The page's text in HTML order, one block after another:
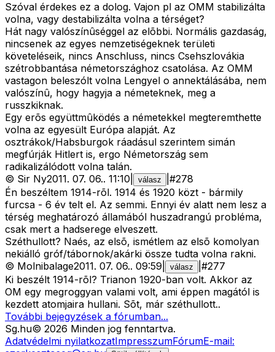
Szóval érdekes ez a dolog. Vajon pl az OMM stabilizálta
volna, vagy destabilizálta volna a térséget?
Hát nagy valószínûséggel az elõbbi. Normális gazdaság,
nincsenek az egyes nemzetiségeknek területi
követeléseik, nincs Anschluss, nincs Csehszlovákia
szétrobbantása németországhoz csatolása. Az OMM
vastagon beleszólt volna Lengyel o annektálásába, nem
valószínû, hogy hagyja a németeknek, meg a
russzkiknak.
Egy erõs együttmûködés a németekkel megteremthette
volna az egyesült Európa alapját. Az
osztrákok/Habsburgok ráadásul szerintem simán
megfúrják Hitlert is, ergo Németország sem
radikalizálódott volna talán.
© Sir Ny2011. 07. 06.. 11:10 válasz #278
Én beszéltem 1914-rõl. 1914 és 1920 közt - bármily
furcsa - 6 év telt el. Az semmi. Ennyi év alatt nem lesz a
térség meghatározó államából huszadrangú probléma,
csak mert a hadserege elveszett.
Széthullott? Naés, az elsõ, ismétlem az elsõ komolyan
nekiálló gróf/tábornok/akárki össze tudta volna rakni.
© Molnibalage2011. 07. 06.. 09:59 válasz #277
Ki beszélt 1914-rõl? Trianon 1920-ban volt. Akkor az
OM egy megroggyan valami volt, ami éppen magától is
kezdett atomjaira hullani. Sõt, már széthullott..
További bejegyzések a fórumban...
Sg.hu© 2026 Minden jog fenntartva.
Adatvédelmi nyilatkozatImpresszumFórumE-mail: